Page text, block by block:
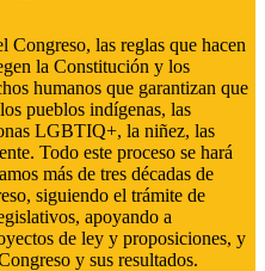
Congreso, las reglas que hacen
la Constitución y los
humanos que garantizan que
pueblos indígenas, las
LGBTIQ+, la niñez, las
Todo este proceso se hará
más de tres décadas de
siguiendo el trámite de
apoyando a
de ley y proposiciones, y
y sus resultados.